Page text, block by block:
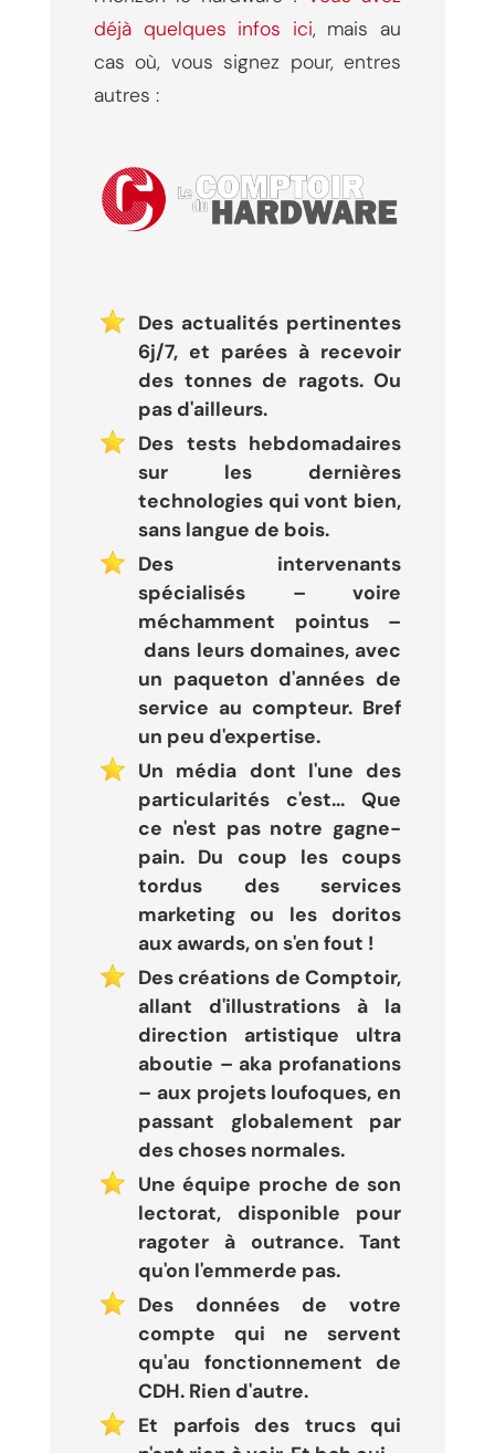
déjà quelques infos ici, mais au
cas où, vous signez pour, entres
autres :
Des actualités pertinentes
6j/7, et parées à recevoir
des tonnes de ragots. Ou
pas d'ailleurs.
Des tests hebdomadaires
sur les dernières
technologies qui vont bien,
sans langue de bois.
Des intervenants
spécialisés – voire
méchamment pointus –
dans leurs domaines, avec
un paqueton d'années de
service au compteur. Bref
un peu d'expertise.
Un média dont l'une des
particularités c'est... Que
ce n'est pas notre gagne-
pain. Du coup les coups
tordus des services
marketing ou les doritos
aux awards, on s'en fout !
Des créations de Comptoir,
allant d'illustrations à la
direction artistique ultra
aboutie – aka profanations
– aux projets loufoques, en
passant globalement par
des choses normales.
Une équipe proche de son
lectorat, disponible pour
ragoter à outrance. Tant
qu'on l'emmerde pas.
Des données de votre
compte qui ne servent
qu'au fonctionnement de
CDH. Rien d'autre.
Et parfois des trucs qui